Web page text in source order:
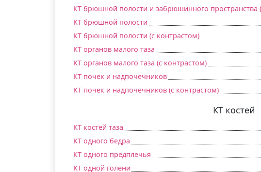
КТ брюшной полости и забрюшинного пространства
КТ брюшной полости
КТ брюшной полости (c контрастом)
КТ органов малого таза
КТ органов малого таза (c контрастом)
КТ почек и надпочечников
КТ почек и надпочечников (c контрастом)
КТ костей
КТ костей таза
КТ одного бедра
КТ одного предплечья
КТ одной голени